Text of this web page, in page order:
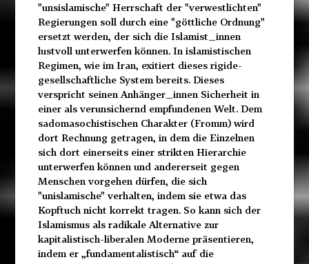
"unsislamische" Herrschaft der "verwestlichten"
Regierungen soll durch eine "göttliche Ordnung"
ersetzt werden, der sich die Islamist_innen
lustvoll unterwerfen können. In islamistischen
Regimen, wie im Iran, exitiert dieses rigide-
gesellschaftliche System bereits. Dieses
verspricht seinen Anhänger_innen Sicherheit in
einer als verunsichernd empfundenen Welt. Dem
sadomasochistischen Charakter (Fromm) wird
dort Rechnung getragen, in dem die Einzelnen
sich dort einerseits einer strikten Hierarchie
unterwerfen können und andererseit gegen
Menschen vorgehen dürfen, die sich
"unislamische" verhalten, indem sie etwa das
Kopftuch nicht korrekt tragen. So kann sich der
Islamismus als radikale Alternative zur
kapitalistisch-liberalen Moderne präsentieren,
indem er „fundamentalistisch“ auf die